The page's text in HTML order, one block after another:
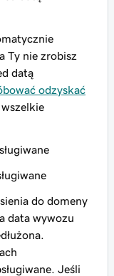
Ty nie zrobisz
datą
odzyskać
do domeny
data wywozu
Jeśli